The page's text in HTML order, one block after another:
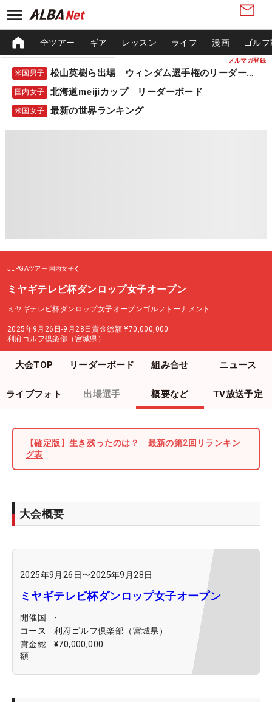
メルマガ登録
全ツアー ギア レッスン ライフ 漫画 ゴル
米国男子 松山英樹ら出場 ウィンダム選手権のリーダーボード
国内女子 北海道meijiカップ リーダーボード
米国女子 最新の世界ランキング
JLPGAツアー 国内女子
ミヤギテレビ杯ダンロップ女子オープン
ミヤギテレビ杯ダンロップ女子オープンゴルフトーナメント
2025年9月26日-9月28日賞金総額 ¥70,000,000
利府ゴルフ倶楽部（宮城県）
大会TOP リーダーボード 組み合せ ニュース
ライブフォト 出場選手 概要など TV放送予定
【確定版】生き残ったのは？ 最新の第2回リランキン
グ表
大会概要
2025年9月26日〜2025年9月28日
ミヤギテレビ杯ダンロップ女子オープン
開催国
-
コース
利府ゴルフ倶楽部（宮城県）
賞金総
額
¥70,000,000